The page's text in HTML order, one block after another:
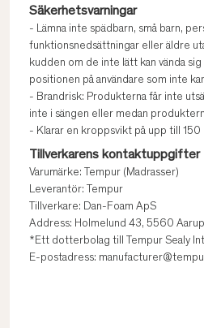
Säkerhetsvarningar
- Lämna inte spädbarn, små barn,
funktionsnedsättningar eller äldre
kudden om de inte lätt kan vända
positionen på användare som inte
- Brandrisk: Produkterna får inte
inte i sängen eller medan
- Klarar en kroppsvikt på upp till 150
Tillverkarens kontaktuppgifter
Varumärke: Tempur (Madrasser)
Leverantör: Tempur
Tillverkare: Dan-Foam ApS
Address: Holmelund 43, 5560
*Ett dotterbolag till Tempur Sealy
E-postadress: